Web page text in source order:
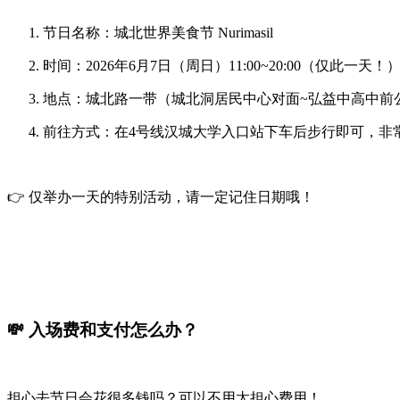
节日名称 ：城北世界美食节 Nurimasil
时间 ：2026年6月7日（周日）11:00~20:00（仅此一天！）
地点 ：城北路一带（城北洞居民中心对面~弘益中高中前
前往方式 ：在4号线汉城大学入口站下车后步行即可，非
👉 仅举办一天的特别活动，请一定记住日期哦！
💸 入场费和支付怎么办？